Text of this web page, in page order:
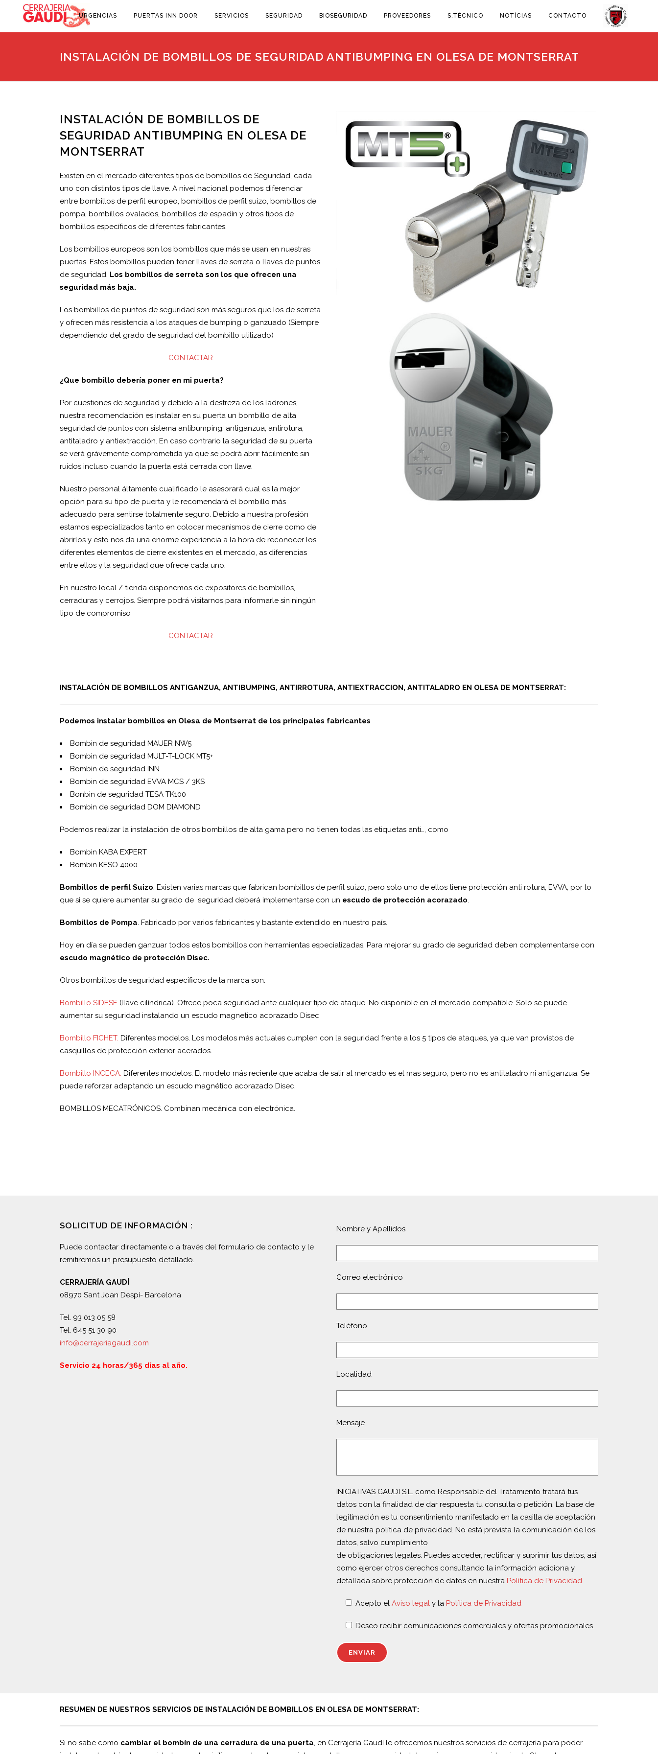
URGENCIAS PUERTAS INN DOOR SERVICIOS SEGURIDAD BIOSEGURIDAD PROVEEDORES S.TÉCNICO NOTÍCIAS CONTACTO
INSTALACIÓN DE BOMBILLOS DE SEGURIDAD ANTIBUMPING EN OLESA DE MONTSERRAT
INSTALACIÓN DE BOMBILLOS DE
SEGURIDAD ANTIBUMPING EN OLESA DE
MONTSERRAT
Existen en el mercado diferentes tipos de bombillos de Seguridad, cada
uno con distintos tipos de llave. A nivel nacional podemos diferenciar
entre bombillos de perfil europeo, bombillos de perfil suizo, bombillos de
pompa, bombillos ovalados, bombillos de espadín y otros tipos de
bombillos específicos de diferentes fabricantes.
Los bombillos europeos son los bombillos que más se usan en nuestras
puertas. Estos bombillos pueden tener llaves de serreta o llaves de puntos
de seguridad. Los bombillos de serreta son los que ofrecen una
seguridad más baja.
Los bombillos de puntos de seguridad son más seguros que los de serreta
y ofrecen más resistencia a los ataques de bumping o ganzuado (Siempre
dependiendo del grado de seguridad del bombillo utilizado)
CONTACTAR
¿Que bombillo debería poner en mi puerta?
Por cuestiones de seguridad y debido a la destreza de los ladrones,
nuestra recomendación es instalar en su puerta un bombillo de alta
seguridad de puntos con sistema antibumping, antiganzua, antirotura,
antitaladro y antiextracción. En caso contrario la seguridad de su puerta
se verá grávemente comprometida ya que se podrá abrir fácilmente sin
ruidos incluso cuando la puerta está cerrada con llave.
Nuestro personal áltamente cualificado le asesorará cual es la mejor
opción para su tipo de puerta y le recomendará el bombillo más
adecuado para sentirse totalmente seguro. Debido a nuestra profesión
estamos especializados tanto en colocar mecanismos de cierre como de
abrirlos y esto nos da una enorme experiencia a la hora de reconocer los
diferentes elementos de cierre existentes en el mercado, as diferencias
entre ellos y la seguridad que ofrece cada uno.
En nuestro local / tienda disponemos de expositores de bombillos,
cerraduras y cerrojos. Siempre podrá visitarnos para informarle sin ningún
tipo de compromiso
CONTACTAR
INSTALACIÓN DE BOMBILLOS ANTIGANZUA, ANTIBUMPING, ANTIRROTURA, ANTIEXTRACCION, ANTITALADRO EN OLESA DE MONTSERRAT:
Podemos instalar bombillos en Olesa de Montserrat de los principales fabricantes
Bombin de seguridad MAUER NW5
Bombin de seguridad MUL­T-T-LOCK MT5+
Bombin de seguridad INN
Bombin de seguridad EVVA MCS / 3KS
Bonbin de seguridad TESA TK100
Bombin de seguridad DOM DIAMOND
Podemos realizar la instalación de otros bombillos de alta gama pero no tienen todas las etiquetas anti…, como
Bombin KABA EXPERT
Bombin KESO 4000
Bombillos de perfil Suizo. Existen varias marcas que fabrican bombillos de perfil suizo, pero solo uno de ellos tiene protección anti rotura, EVVA, por lo
que si se quiere aumentar su grado de seguridad deberá implementarse con un escudo de protección acorazado.
Bombillos de Pompa. Fabricado por varios fabricantes y bastante extendido en nuestro país.
Hoy en día se pueden ganzuar todos estos bombillos con herramientas especializadas. Para mejorar su grado de seguridad deben complementarse con
escudo magnético de protección Disec.
Otros bombillos de seguridad específicos de la marca son:
Bombillo SIDESE (llave cilíndrica). Ofrece poca seguridad ante cualquier tipo de ataque. No disponible en el mercado compatible. Solo se puede
aumentar su seguridad instalando un escudo magnetico acorazado Disec
Bombillo FICHET. Diferentes modelos. Los modelos más actuales cumplen con la seguridad frente a los 5 tipos de ataques, ya que van provistos de
casquillos de protección exterior acerados.
Bombillo INCECA. Diferentes modelos. El modelo más reciente que acaba de salir al mercado es el mas seguro, pero no es antitaladro ni antiganzua. Se
puede reforzar adaptando un escudo magnético acorazado Disec.
BOMBILLOS MECATRÓNICOS. Combinan mecánica con electrónica.
SOLICITUD DE INFORMACIÓN :
Puede contactar directamente o a través del formulario de contacto y le
remitiremos un presupuesto detallado.
CERRAJERÍA GAUDÍ
08970 Sant Joan Despí- Barcelona
Tel. 93 013 05 58
Tel. 645 51 30 90
info@cerrajeriagaudi.com
Servicio 24 horas/365 días al año.
Nombre y Apellidos
Correo electrónico
Teléfono
Localidad
Mensaje
INICIATIVAS GAUDI S.L. como Responsable del Tratamiento tratará tus
datos con la finalidad de dar respuesta tu consulta o petición. La base de
legitimación es tu consentimiento manifestado en la casilla de aceptación
de nuestra política de privacidad. No está prevista la comunicación de los
datos, salvo cumplimiento
de obligaciones legales. Puedes acceder, rectificar y suprimir tus datos, así
como ejercer otros derechos consultando la información adiciona y
detallada sobre protección de datos en nuestra Política de Privacidad
Acepto el Aviso legal y la Política de Privacidad
Deseo recibir comunicaciones comerciales y ofertas promocionales.
RESUMEN DE NUESTROS SERVICIOS DE INSTALACIÓN DE BOMBILLOS EN OLESA DE MONTSERRAT:
Si no sabe como cambiar el bombín de una cerradura de una puerta, en Cerrajería Gaudí le ofrecemos nuestros servicios de cerrajería para poder